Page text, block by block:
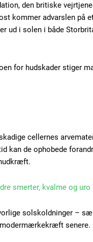
den britiske
kommer advarslen på
ud i solen i både
for hudskader stiger
cellernes
kan de ophobede
smerter, kvalme og uro
solskoldninger –
senere.